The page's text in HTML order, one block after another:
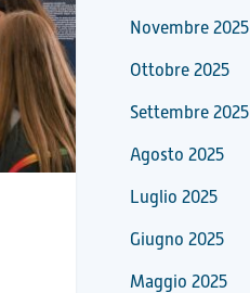
Novembre 2025
Ottobre 2025
Settembre 2025
Agosto 2025
Luglio 2025
Giugno 2025
Maggio 2025